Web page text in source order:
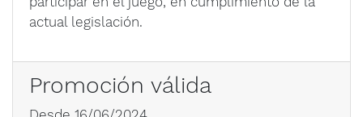
actual legislación.
Promoción válida